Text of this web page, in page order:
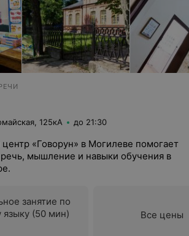
125кА до 21:30
«Говорун» в Могилеве помогает
речь, мышление и навыки обучения в
занятие по
языку (50 мин)
Все цены